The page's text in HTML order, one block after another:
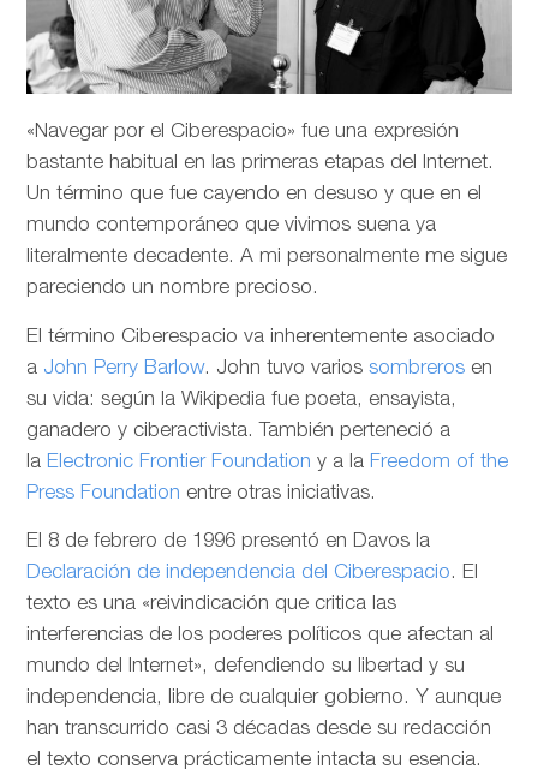
«Navegar por el Ciberespacio» fue una expresión
bastante habitual en las primeras etapas del Internet.
Un término que fue cayendo en desuso y que en el
mundo contemporáneo que vivimos suena ya
literalmente decadente. A mi personalmente me sigue
pareciendo un nombre precioso.
El término Ciberespacio va inherentemente asociado
a John Perry Barlow. John tuvo variossombreros en
su vida: según la Wikipedia fue poeta, ensayista,
ganadero y ciberactivista. También perteneció a
la Electronic Frontier Foundation y a la Freedom of the
Press Foundation entre otras iniciativas.
El 8 de febrero de 1996 presentó en Davos la
Declaración de independencia del Ciberespacio. El
texto es una «reivindicación que critica las
interferencias de los poderes políticos que afectan al
mundo del Internet», defendiendo su libertad y su
independencia, libre de cualquier gobierno. Y aunque
han transcurrido casi 3 décadas desde su redacción
el texto conserva prácticamente intacta su esencia.